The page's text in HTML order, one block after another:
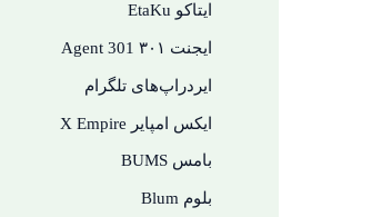
ایتاکو EtaKu
ایجنت ۳۰۱ Agent 301
ایردراپ‌های تلگرام
ایکس امپایر X Empire
بامس BUMS
بلوم Blum